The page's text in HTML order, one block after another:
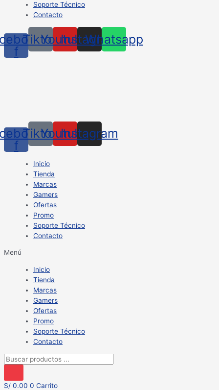
Soporte Técnico
Contacto
f
TiktokYoutube
Instagram
Whatsapp
f
TiktokYoutube
Instagram
Inicio
Tienda
Marcas
Gamers
Ofertas
Promo
Soporte Técnico
Contacto
Menú
Inicio
Tienda
Marcas
Gamers
Ofertas
Promo
Soporte Técnico
Contacto
Búsqueda
productos
S/ 0.00 0 Carrito